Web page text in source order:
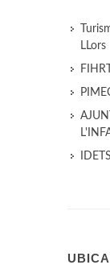
LLors
FIHRT